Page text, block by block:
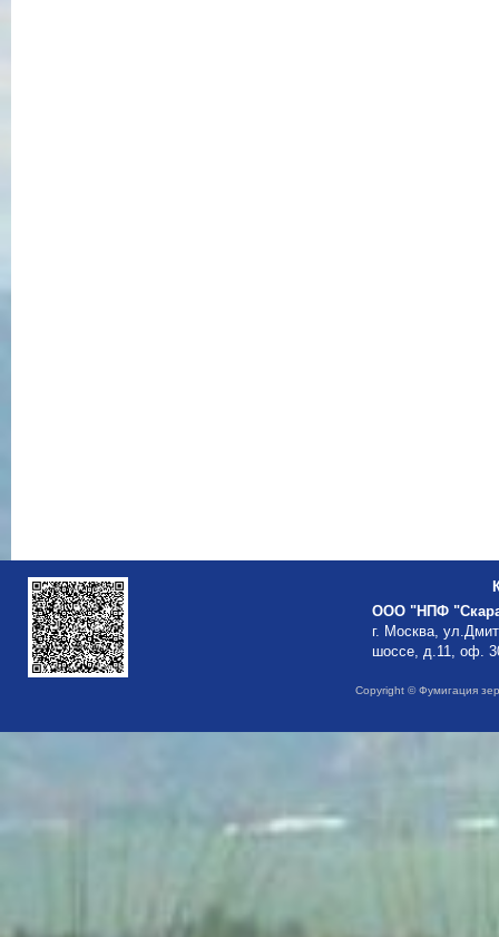
ООО "НПФ
г. Москва,
шоссе, д.11, оф.
Copyright © Фумигация